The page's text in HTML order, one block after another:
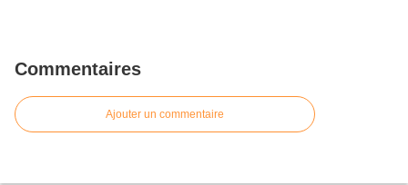
Commentaires
Ajouter un commentaire